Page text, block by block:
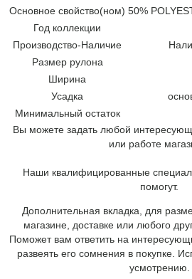
Основное свойство(ном) 50%
Год коллекции
Производство-Наличие
Размер рулона
Ширина
Усадка
Минимальный остаток
Вы можете задать любой
или работе
Наши квалифицированные
помогут.
Дополнительная вкладка, для
магазине, доставке или любого
Поможет вам ответить на
развеять его сомнения в покупке.
усмотрению.